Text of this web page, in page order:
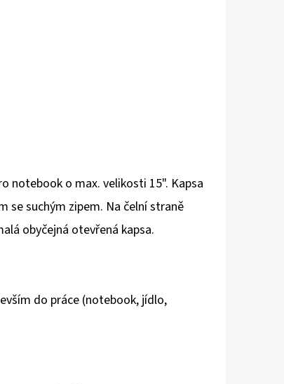
notebook o max. velikosti 15". Kapsa
se suchým zipem. Na čelní straně
obyčejná otevřená kapsa.
do práce (notebook, jídlo,